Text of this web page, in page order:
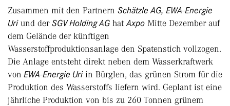
Zusammen mit den Partnern Schätzle AG, EWA-Energie
Uriund der SGV Holding AG hatAxpo Mitte Dezember auf
dem Gelände der künftigen
Wasserstoffproduktionsanlage den Spatenstich vollzogen.
Die Anlage entsteht direkt neben dem Wasserkraftwerk
von EWA-Energie Uriin Bürglen, das grünen Strom für die
Produktion des Wasserstoffs liefern wird. Geplant ist eine
jährliche Produktion von bis zu 260 Tonnen grünem